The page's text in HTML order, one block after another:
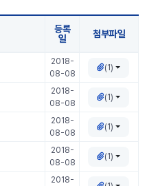
등록
일
첨부파일
2018-
08-08
(1)
2018-
08-08
(1)
2018-
08-08
(1)
2018-
08-08
(1)
2018-